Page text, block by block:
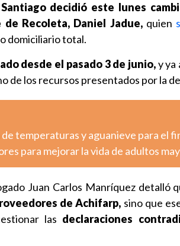
decidió este lunes
Recoleta, Daniel Jadue,quien
domiciliario total.
desde el pasado 3 de junio,y ya
de los recursos presentados por la
temperaturas y aguanieve para el
para mejorar la vida de adultos
Juan Carlos Manríquez detalló
de Achifarp, sino que
las declaraciones